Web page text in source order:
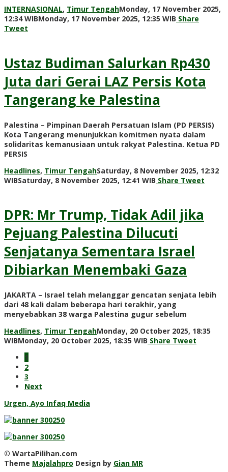
INTERNASIONAL, Timur TengahMonday, 17 November 2025,
12:34 WIBMonday, 17 November 2025, 12:35 WIB by
Share
Tweet
Ustaz Budiman Salurkan Rp430
Juta dari Gerai LAZ Persis Kota
Tangerang ke Palestina
Palestina – Pimpinan Daerah Persatuan Islam (PD PERSIS)
Kota Tangerang menunjukkan komitmen nyata dalam
solidaritas kemanusiaan untuk rakyat Palestina. Ketua PD
PERSIS
Headlines, Timur TengahSaturday, 8 November 2025, 12:32
WIBSaturday, 8 November 2025, 12:41 WIB by
Share Tweet
DPR: Mr Trump, Tidak Adil jika
Pejuang Palestina Dilucuti
Senjatanya Sementara Israel
Dibiarkan Menembaki Gaza
JAKARTA – Israel telah melanggar gencatan senjata lebih
dari 48 kali dalam beberapa hari terakhir, yang
menyebabkan 38 warga Palestina gugur sebelum
Headlines, Timur TengahMonday, 20 October 2025, 18:35
WIBMonday, 20 October 2025, 18:35 WIB by
Share Tweet
1
2
3
Next
Urgen, Ayo Infaq Media
© WartaPilihan.com
Theme Majalahpro Design by Gian MR